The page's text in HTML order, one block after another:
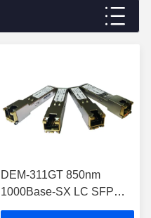
DEM-311GT 850nm
1000Base-SX LC SFP
ট্রান্সসিভার হট প্লাগযোগ্য